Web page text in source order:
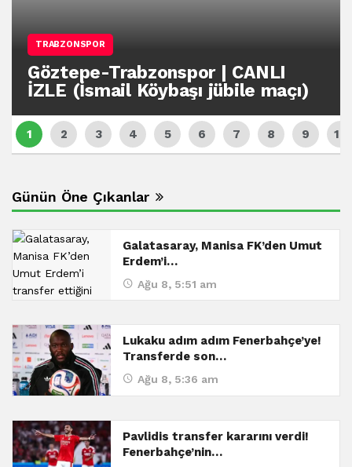
TRABZONSPOR
Göztepe-Trabzonspor | CANLI
İZLE (İsmail Köybaşı jübile maçı)
Günün Öne Çıkanlar
Galatasaray, Manisa FK’den Umut
Erdem’i…
Ağu 8, 5:51 am
Lukaku adım adım Fenerbahçe’ye!
Transferde son…
Ağu 8, 5:36 am
Pavlidis transfer kararını verdi!
Fenerbahçe’nin…